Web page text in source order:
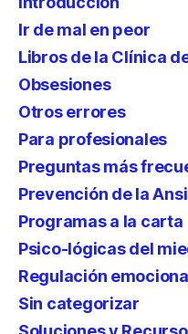
Ir de mal en peor
Libros de la Clínica
Obsesiones
Otros errores
Para profesionales
Preguntas más
Prevención de la
Programas a la carta
Psico-lógicas del
Regulación
Sin categorizar